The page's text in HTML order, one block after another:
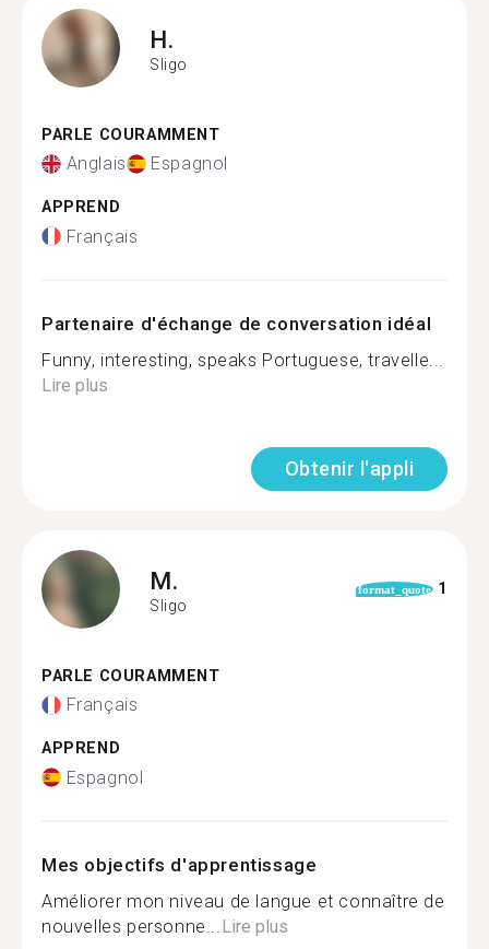
H.
Sligo
PARLE COURAMMENT
Anglais Espagnol
APPREND
Français
Partenaire d'échange de conversation idéal
Funny, interesting, speaks Portuguese, travelle...
Lire plus
Obtenir l'appli
M.
Sligo
format_quote 1
PARLE COURAMMENT
Français
APPREND
Espagnol
Mes objectifs d'apprentissage
Améliorer mon niveau de langue et connaître de
nouvelles personne... Lire plus